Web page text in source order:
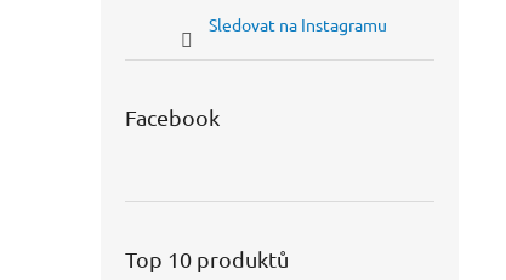
Sledovat na Instagramu
Facebook
Top 10 produktů